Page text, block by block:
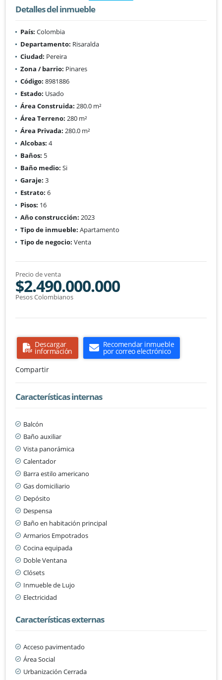
Detalles del inmueble
País: Colombia
Departamento: Risaralda
Ciudad: Pereira
Zona / barrio: Pinares
Código: 8981886
Estado: Usado
Área Construida: 280.0 m²
Área Terreno: 280 m²
Área Privada: 280.0 m²
Alcobas: 4
Baños: 5
Baño medio: Si
Garaje: 3
Estrato: 6
Pisos: 16
Año construcción: 2023
Tipo de inmueble: Apartamento
Tipo de negocio: Venta
Precio de venta
$2.490.000.000
Pesos Colombianos
Descargar
información
Recomendar inmueble
por correo electrónico
Compartir
Características internas
Balcón
Baño auxiliar
Vista panorámica
Calentador
Barra estilo americano
Gas domiciliario
Depósito
Despensa
Baño en habitación principal
Armarios Empotrados
Cocina equipada
Doble Ventana
Clósets
Inmueble de Lujo
Electricidad
Características externas
Acceso pavimentado
Área Social
Urbanización Cerrada